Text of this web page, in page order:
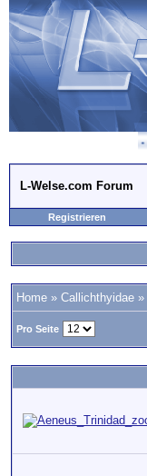
L-Welse.com Forum
Registrieren
Home » Callichthyidae »
Pro Seite